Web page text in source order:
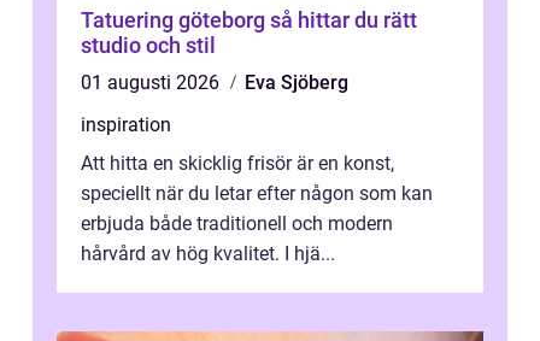
Tatuering göteborg så hittar du rätt
studio och stil
01 augusti 2026
Eva Sjöberg
inspiration
Att hitta en skicklig frisör är en konst,
speciellt när du letar efter någon som kan
erbjuda både traditionell och modern
hårvård av hög kvalitet. I hjä...